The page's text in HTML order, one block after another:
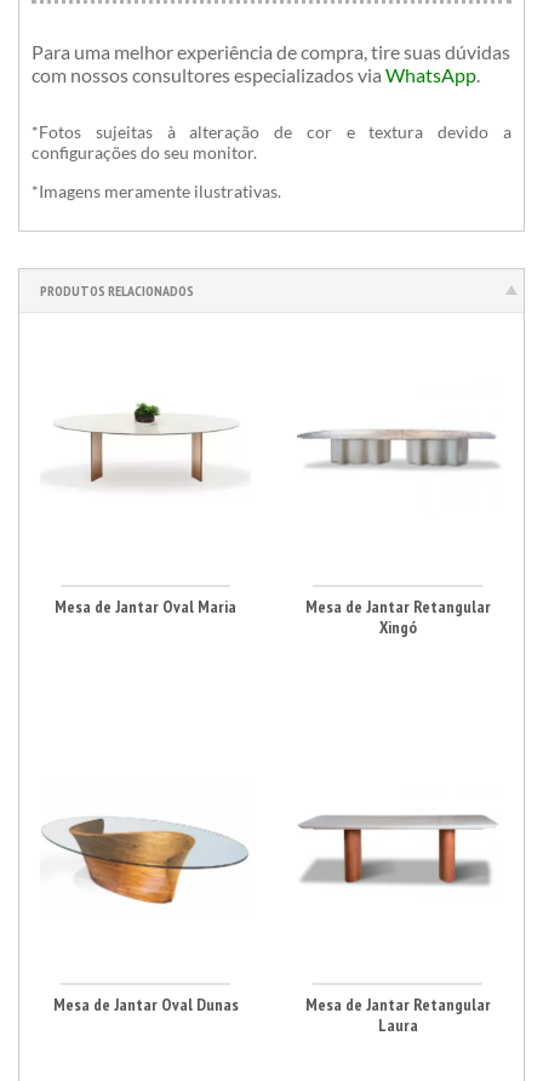
Para uma melhor experiência de compra, tire suas dúvidas
com nossos consultores especializadosvia WhatsApp
*Fotos sujeitas à alteração de cor e textura devido a
configurações do seu monitor.
*Imagens meramente ilustrativas.
PRODUTOS RELACIONADOS
Mesa de Jantar Oval Maria
Mesa de Jantar Retangular
Xingó
Mesa de Jantar Oval Dunas
Mesa de Jantar Retangular
Laura